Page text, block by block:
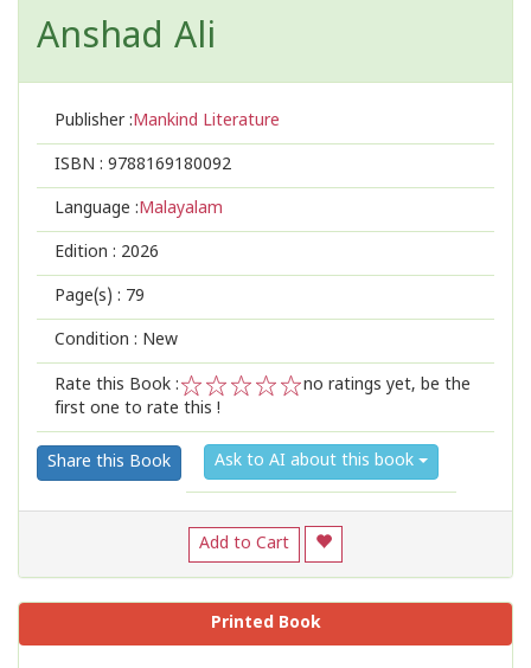
Anshad Ali
Publisher :Mankind Literature
ISBN : 9788169180092
Language :Malayalam
Edition : 2026
Page(s) : 79
Condition : New
Rate this Book :
2
1
no ratings yet, be the
first one to rate this !
Share this Book Ask to AI about this book
Add to Cart
Printed Book